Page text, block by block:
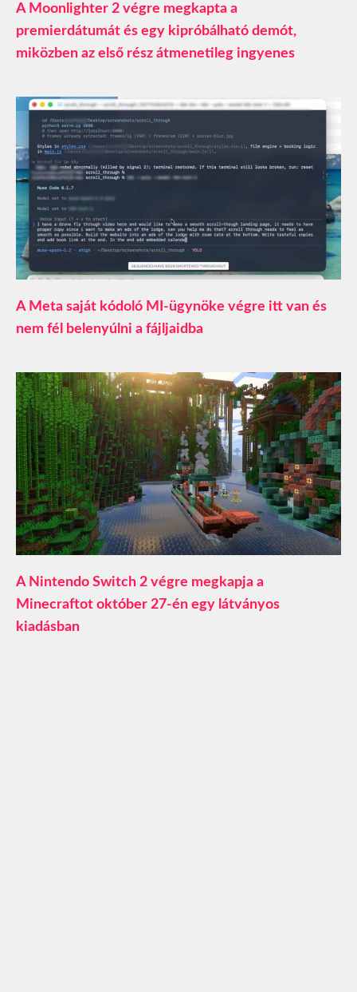
A Moonlighter 2 végre megkapta a
premierdátumát és egy kipróbálható demót,
miközben az első rész átmenetileg ingyenes
A Meta saját kódoló MI-ügynöke végre itt van és
nem fél belenyúlni a fájljaidba
A Nintendo Switch 2 végre megkapja a
Minecraftot október 27-én egy látványos
kiadásban